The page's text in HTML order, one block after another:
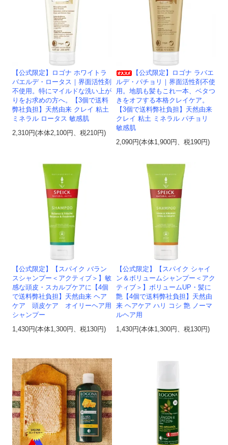
【公式限定】ロゴナ ホワイトラ
バエルデ・ロータス｜界面活性剤
不使用。特にマイルドな洗い上が
りをお求めの方へ。【3個で送料
弊社負担】天然由来 クレイ 粘土
ミネラル ロータス 敏感肌
2,310円(本体2,100円、税210円)
【公式限定】ロゴナ ラバエ
ルデ・パチョリ｜界面活性剤不使
用。地肌も髪もこれ一本、ベタつ
きをオフする本格クレイケア。
【3個で送料弊社負担】天然由来
クレイ 粘土 ミネラル パチョリ
敏感肌
2,090円(本体1,900円、税190円)
【公式限定】【スパイク バラン
スシャンプー＜アクティブ＞】敏
感な頭皮・スカルプケアに【4個
で送料弊社負担】天然由来 ヘア
ケア 頭皮ケア オイリーヘア用
シャンプー
1,430円(本体1,300円、税130円)
【公式限定】【スパイク シャイ
ン＆ボリュームシャンプー＜アク
ティブ＞】ボリュームUP・髪に
艶【4個で送料弊社負担】天然由
来 ヘアケア ハリ コシ 艶 ノーマ
ルヘア用
1,430円(本体1,300円、税130円)